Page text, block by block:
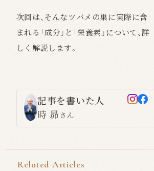
次回は、そんなツバメの巣に実際に含
まれる「成分」と「栄養素」について、詳
しく解説します。
記事を書いた人
時 昴 さん
Related Articles